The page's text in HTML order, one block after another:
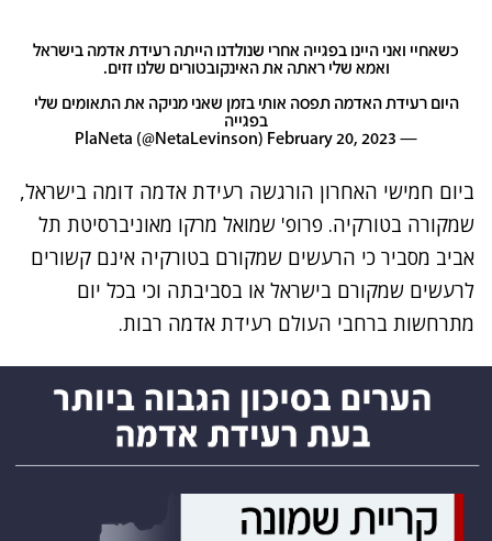
כשאחיי ואני היינו בפגייה אחרי שנולדנו הייתה רעידת אדמה בישראל
ואמא שלי ראתה את האינקובטורים שלנו זזים.
היום רעידת האדמה תפסה אותי בזמן שאני מניקה את התאומים שלי
בפגייה
— PlaNeta (@NetaLevinson)
February 20, 2023
ביום חמישי האחרון הורגשה רעידת אדמה דומה בישראל,
שמקורה בטורקיה. פרופ' שמואל מרקו מאוניברסיטת תל
אביב מסביר כי הרעשים שמקורם בטורקיה אינם קשורים
לרעשים שמקורם בישראל או בסביבתה וכי בכל יום
מתרחשות ברחבי העולם רעידת אדמה רבות.